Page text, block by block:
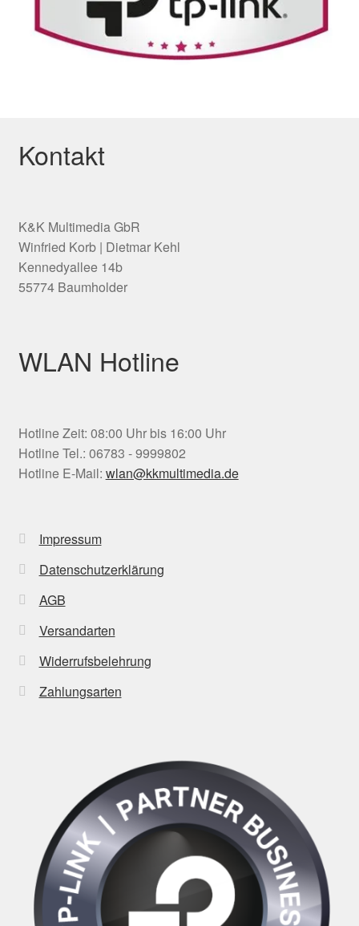
Kontakt
K&K Multimedia GbR
Winfried Korb | Dietmar Kehl
Kennedyallee 14b
55774 Baumholder
WLAN Hotline
Hotline Zeit: 08:00 Uhr bis 16:00 Uhr
Hotline Tel.: 06783 - 9999802
Hotline E-Mail: wlan@kkmultimedia.de
Impressum
Datenschutzerklärung
AGB
Versandarten
Widerrufsbelehrung
Zahlungsarten